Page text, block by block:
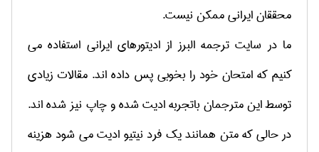
محققان ایرانی ممکن نیست.
ما در سایت ترجمه البرز از ادیتورهای ایرانی استفاده می
کنیم که امتحان خود را بخوبی پس داده اند. مقالات زیادی
توسط این مترجمان باتجربه ادیت شده و چاپ نیز شده اند.
در حالی که متن همانند یک فرد نیتیو ادیت می شود هزینه